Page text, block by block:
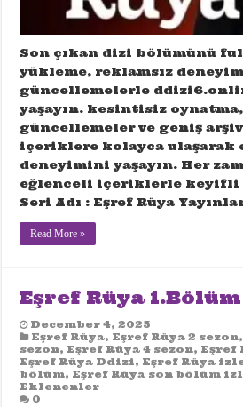
Son çıkan dizi bölümünü
yükleme, reklamsız
güncellemelerle
yaşayın. kesintisiz
güncellemeler ve geniş
içeriklere kolayca ulaşarak
deneyimini yaşayın. Her
eğlenceli içeriklerle keyifli
Seri Adı : Eşref Rüya
Read More »
Eşref Rüya
December 4, 2025
Eşref Rüya, Eşref Rüya 2 sezon,
sezon, Eşref Rüya 4 sezon, Eşref
Eşref Rüya Ddizi, Eşref Rüya
bölüm, Eşref Rüya son bölüm
Eklenenler
0